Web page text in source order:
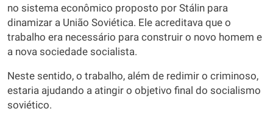
no sistema econômico proposto por Stálin para
dinamizar a União Soviética. Ele acreditava que o
trabalho era necessário para construir o novo homem e
a nova sociedade socialista.
Neste sentido, o trabalho, além de redimir o criminoso,
estaria ajudando a atingir o objetivo final do socialismo
soviético.